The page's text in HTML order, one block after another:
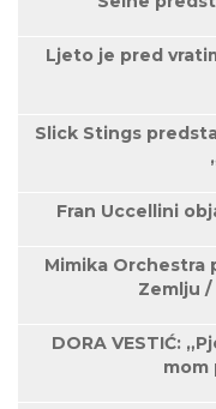
Ljeto je pred
Slick Stings
Fran Uccellini
Mimika Orchestra
Zemlju
DORA VESTIĆ:
mom